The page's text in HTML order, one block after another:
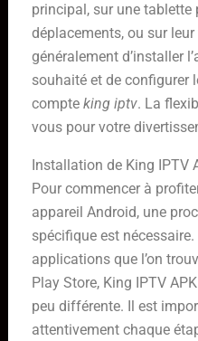
principal, sur une tablette
déplacements, ou sur
généralement d’installer
souhaité et de configurer
compte king iptv. La
vous pour votre
Installation de King IPTV
Pour commencer à
appareil Android, une
spécifique est
applications que l’on
Play Store, King IPTV
peu différente. Il est
attentivement chaque